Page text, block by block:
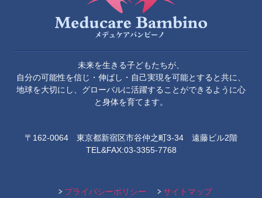
未来を生きる子どもたちが、
自分の可能性を信じ・伸ばし・自己実現を可能とすると共に、
地球を大切にし、グローバルに活躍することができるように心
と身体を育てます。
〒162-0064 東京都新宿区市谷仲之町3-34 遠藤ビル2階
TEL&FAX:03-3355-7768
プライバシーポリシー サイトマップ